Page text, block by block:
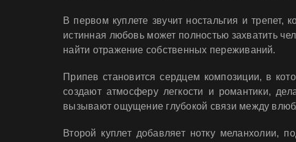
В первом куплете звучит ностальгия и
истинная любовь может полностью захватить
найти отражение собственных переживаний.
Припев становится сердцем композиции, в
создают атмосферу легкости и романтики,
вызывают ощущение глубокой связи между
Второй куплет добавляет нотку меланхолии,